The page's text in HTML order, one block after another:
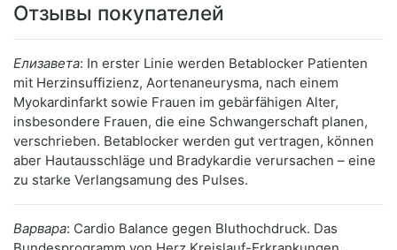
Отзывы покупателей
Елизавета: In erster Linie werden Betablocker Patienten
mit Herzinsuffizienz, Aortenaneurysma, nach einem
Myokardinfarkt sowie Frauen im gebärfähigen Alter,
insbesondere Frauen, die eine Schwangerschaft planen,
verschrieben. Betablocker werden gut vertragen, können
aber Hautausschläge und Bradykardie verursachen – eine
zu starke Verlangsamung des Pulses.
Варвара: Cardio Balance gegen Bluthochdruck. Das